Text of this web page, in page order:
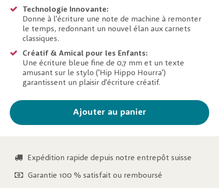
Technologie Innovante:
Donne à l'écriture une note de machine à remonter
le temps, redonnant un nouvel élan aux carnets
classiques.
Créatif & Amical pour les Enfants:
Une écriture bleue fine de 0,7 mm et un texte
amusant sur le stylo ('Hip Hippo Hourra')
garantissent un plaisir d'écriture créatif.
Ajouter au panier
Expédition rapide depuis notre entrepôt suisse
Garantie 100 % satisfait ou remboursé